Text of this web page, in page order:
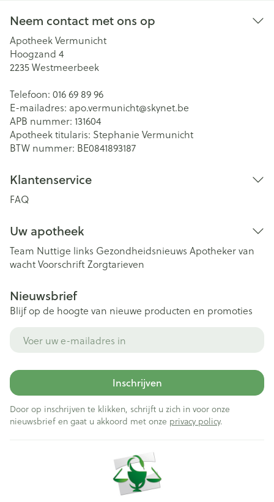
Neem contact met ons op
Apotheek Vermunicht
Hoogzand 4
2235Westmeerbeek
Telefoon: 016 69 89 96
E-mailadres: apo.vermunicht@skynet.be
APB nummer: 131604
Apotheek titularis: Stephanie Vermunicht
BTW nummer: BE0841893187
Klantenservice
FAQ
Uw apotheek
Team Nuttige links Gezondheidsnieuws Apotheker van
wachtVoorschriftZorgtarieven
Nieuwsbrief
Blijf op de hoogte van nieuwe producten en promoties
Inschrijven
Door op inschrijven te klikken, schrijft u zich in voor onze
nieuwsbrief en gaat u akkoord met onze privacy policy.